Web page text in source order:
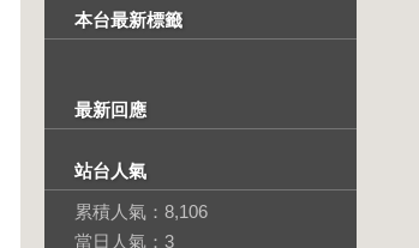
本台最新標籤
最新回應
站台人氣
累積人氣： 8,106
當日人氣： 3